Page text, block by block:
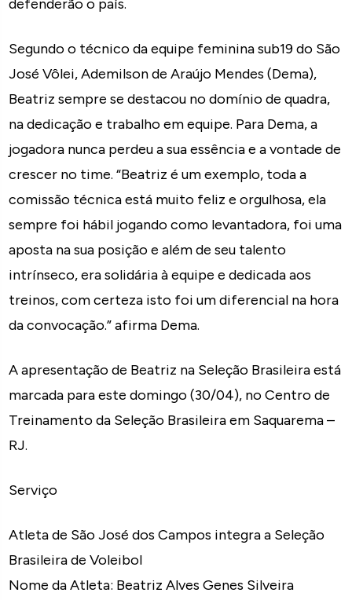
defenderão o país.
Segundo o técnico da equipe feminina sub19 do São
José Vôlei, Ademilson de Araújo Mendes (Dema),
Beatriz sempre se destacou no domínio de quadra,
na dedicação e trabalho em equipe. Para Dema, a
jogadora nunca perdeu a sua essência e a vontade de
crescer no time. “Beatriz é um exemplo, toda a
comissão técnica está muito feliz e orgulhosa, ela
sempre foi hábil jogando como levantadora, foi uma
aposta na sua posição e além de seu talento
intrínseco, era solidária à equipe e dedicada aos
treinos, com certeza isto foi um diferencial na hora
da convocação.” afirma Dema.
A apresentação de Beatriz na Seleção Brasileira está
marcada para este domingo (30/04), no Centro de
Treinamento da Seleção Brasileira em Saquarema –
RJ.
Serviço
Atleta de São José dos Campos integra a Seleção
Brasileira de Voleibol
Nome da Atleta: Beatriz Alves Genes Silveira